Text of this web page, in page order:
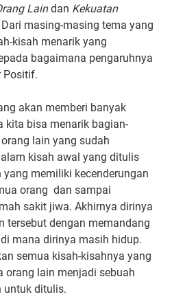
Laindan Kekuatan
masing-masing tema yang
kisah menarik yang
bagaimana pengaruhnya
Positif.
akan memberi banyak
kita bisa menarik bagian-
lain yang sudah
kisah awal yang ditulis
memiliki kecenderungan
orang dan sampai
sakit jiwa. Akhirnya dirinya
tersebut dengan memandang
mana dirinya masih hidup.
semua kisah-kisahnya yang
orang lain menjadi sebuah
untuk ditulis.